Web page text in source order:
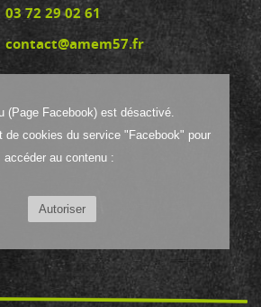
03 72 29 02 61
contact@amem57.fr
(Page Facebook) est désactivé.
de cookies du service "Facebook" pour
accéder au contenu :
Autoriser